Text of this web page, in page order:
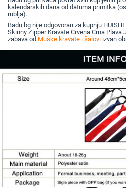
kalendarskih dana od datuma primitka
rublja).
Badu.bg nije odgovoran za kupnju
Skinny Zipper Kravate Crvena Crna Plava
zabava od Muške kravate i šalovi izvan